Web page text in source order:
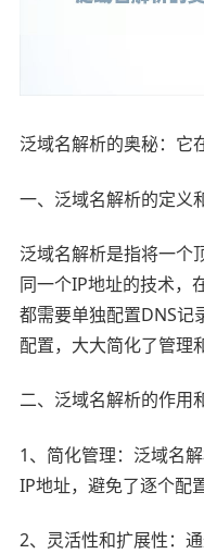
泛域名解析的奥秘：它
一、泛域名解析的定义
泛域名解析是指将一个
同一个IP地址的技术，
都需要单独配置DNS记
配置，大大简化了管理
二、泛域名解析的作用
1、简化管理：泛域名
IP地址，避免了逐个配
2、灵活性和扩展性：